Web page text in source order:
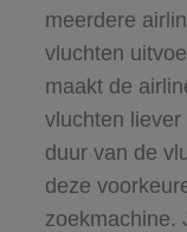
meerdere
vluchten
maakt de
vluchten
duur van de
deze
zoekmachine.